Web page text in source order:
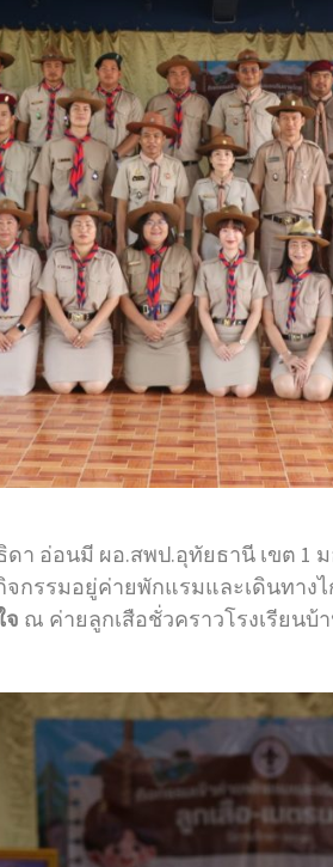
า อ่อนมี ผอ.สพป.อุทัยธานี เขต 1
กรรมอยู่ค่ายพักแรมและเดินทาง
จ ณ ค่ายลูกเสือชั่วคราวโรงเรียน